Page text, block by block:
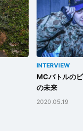
INTERVIEW
MCバトルの
の未来
2020.05.19